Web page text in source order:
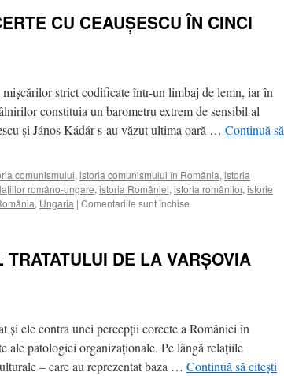
CU CEAUŞESCU ÎN CINCI
strict codificate într-un limbaj de lemn, iar în
constituia un barometru extrem de sensibil al
şi János Kádár s-au văzut ultima oară … Continuă să
comunismului, istoria comunismului în România, istoria
româno-ungare, istoria României, istoria românilor, istorie
, Ungaria | Comentariile sunt închise
SĂ
ÎN
CINCI
MINUTE
DE LA VARŞOVIA
şi ele contra unei percepţii corecte a României în
ale patologiei organizaţionale. Pe lângă relaţiile
– care au reprezentat baza … Continuă să citești